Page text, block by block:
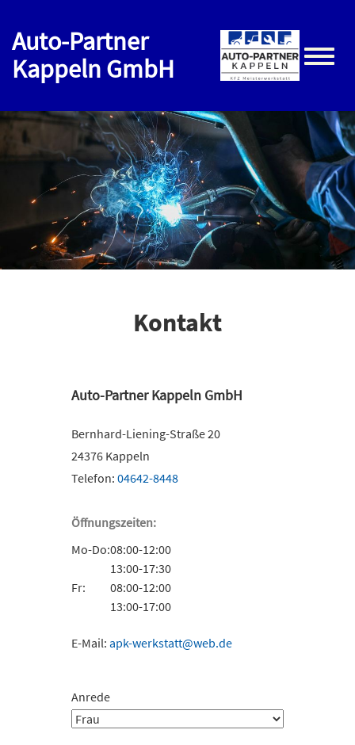
Auto-Partner
Kappeln GmbH
Toggle
Kontakt
Auto-Partner Kappeln GmbH
Bernhard-Liening-Straße 20
24376 Kappeln
Telefon: 04642-8448
Öffnungszeiten:
Mo-Do:08:00-12:00
13:00-17:30
Fr:
08:00-12:00
13:00-17:00
E-Mail: apk-werkstatt@web.de
Anrede